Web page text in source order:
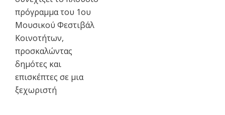
πρόγραμμα του 1ου
Μουσικού Φεστιβάλ
Κοινοτήτων,
προσκαλώντας
δημότες και
επισκέπτες σε μια
ξεχωριστή